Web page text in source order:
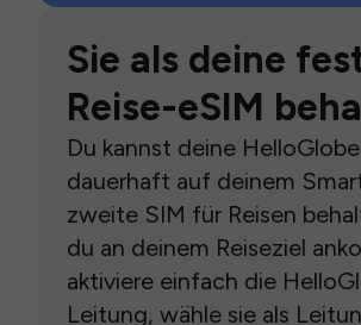
Sie als deine
Reise-eSIM
Du kannst deine
dauerhaft auf deinem
zweite SIM für Reisen
du an deinem Reiseziel
aktiviere einfach die
Leitung, wähle sie als